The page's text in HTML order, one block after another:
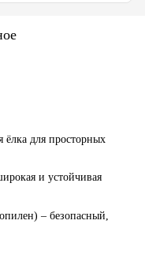
ёлка для просторных
и устойчивая
– безопасный,